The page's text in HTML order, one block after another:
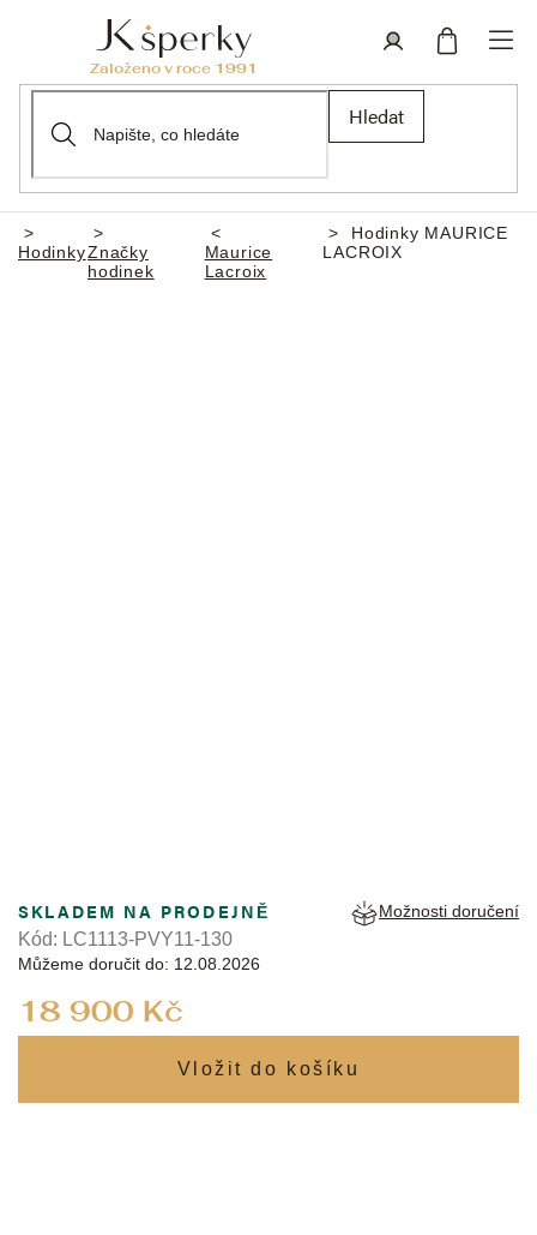
Hledat
Domů
HodinkyZnačky
hodinek
Maurice
Lacroix
Hodinky MAURICE
LACROIX
18 900 Kč
SKLADEM NA PRODEJNĚ
Můžeme doručit do: 12.08.2026
Možnosti doručení
Kód: LC1113-PVY11-130